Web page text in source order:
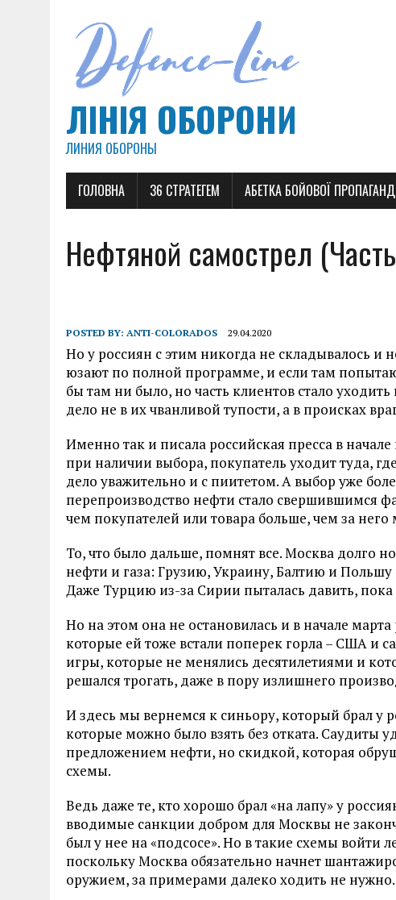
ЛІНІЯ ОБОРОНИ
ЛИНИЯ ОБОРОНЫ
ГОЛОВНА 36 СТРАТЕГЕМ АБЕТКА БОЙОВОЇ
Нефтяной самострел
POSTED BY: ANTI-COLORADOS 29.04.2020
Но у россиян с этим никогда не складывалось и
юзают по полной программе, и если там
бы там ни было, но часть клиентов стало
дело не в их чванливой тупости, а в происках
Именно так и писала российская пресса в
при наличии выбора, покупатель уходит туда,
дело уважительно и с пиитетом. А выбор уже
перепроизводство нефти стало свершившимся
чем покупателей или товара больше, чем за него
То, что было дальше, помнят все. Москва долго
нефти и газа: Грузию, Украину, Балтию и
Даже Турцию из-за Сирии пыталась давить, пока
Но на этом она не остановилась и в начале
которые ей тоже встали поперек горла – США и
игры, которые не менялись десятилетиями и
решался трогать, даже в пору излишнего
И здесь мы вернемся к синьору, который брал у
которые можно было взять без отката. Саудиты
предложением нефти, но скидкой, которая
схемы.
Ведь даже те, кто хорошо брал «на лапу» у
вводимые санкции добром для Москвы не
был у нее на «подсосе». Но в такие схемы войти
поскольку Москва обязательно начнет
оружием, за примерами далеко ходить не нужно.